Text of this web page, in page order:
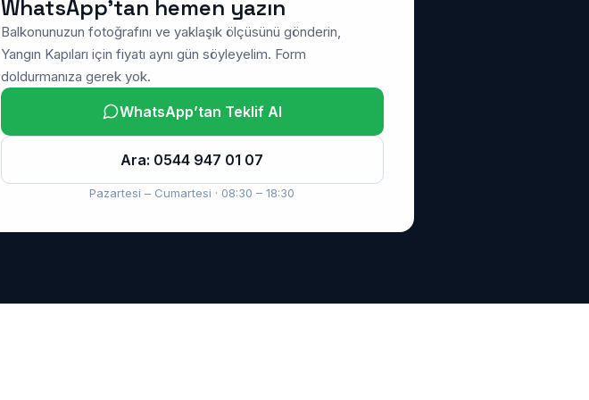
WhatsApp’tan hemen yazın
Balkonunuzun fotoğrafını ve yaklaşık ölçüsünü gönderin,
Yangın Kapıları için fiyatı aynı gün söyleyelim. Form
doldurmanıza gerek yok.
WhatsApp’tan Teklif Al
Ara: 0544 947 01 07
Pazartesi – Cumartesi · 08:30 – 18:30